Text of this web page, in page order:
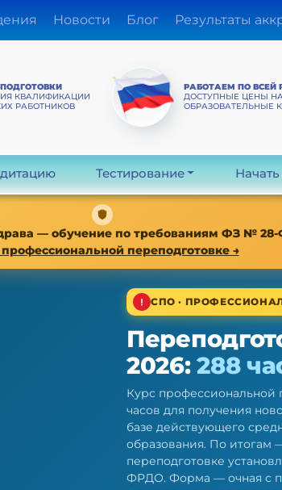
Новости Блог Результаты
КВАЛИФИКАЦИИ
РАБОТНИКОВ
РАБОТАЕМ ПО ВСЕЙ
ДОСТУПНЫЕ ЦЕНЫ НА
ОБРАЗОВАТЕЛЬНЫЕ
Тестирование
— обучение по требованиям ФЗ № 28-
профессиональной переподготовке →
СПО ·
2026:288
Курс профессиональной
часов для получения
базе действующего
образования. По итогам
переподготовке
ФРДО. Форма — очная с